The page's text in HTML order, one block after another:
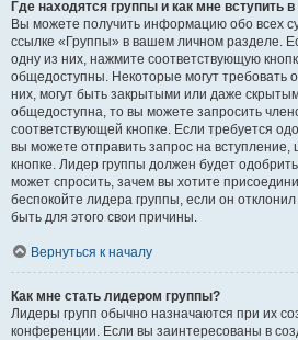
Где находятся группы и как мне вступить в
Вы можете получить информацию обо всех
ссылке «Группы» в вашем личном разделе.
одну из них, нажмите соответствующую
общедоступны. Некоторые могут требовать
них, могут быть закрытыми или даже
общедоступна, то вы можете запросить
соответствующей кнопке. Если требуется
вы можете отправить запрос на вступление,
кнопке. Лидер группы должен будет
может спросить, зачем вы хотите
беспокойте лидера группы, если он
быть для этого свои причины.
Вернуться к началу
Как мне стать лидером группы?
Лидеры групп обычно назначаются при их
конференции. Если вы заинтересованы в